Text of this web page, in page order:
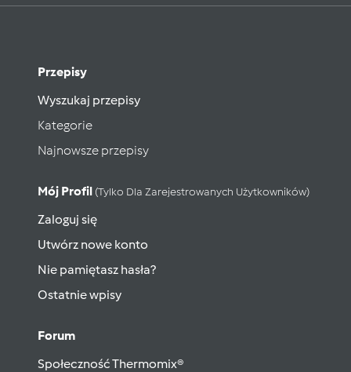
Przepisy
Wyszukaj przepisy
Kategorie
Najnowsze przepisy
Mój Profil (tylko Dla Zarejestrowanych Użytkowników)
Zaloguj się
Utwórz nowe konto
Nie pamiętasz hasła?
Ostatnie wpisy
Forum
Społeczność Thermomix®